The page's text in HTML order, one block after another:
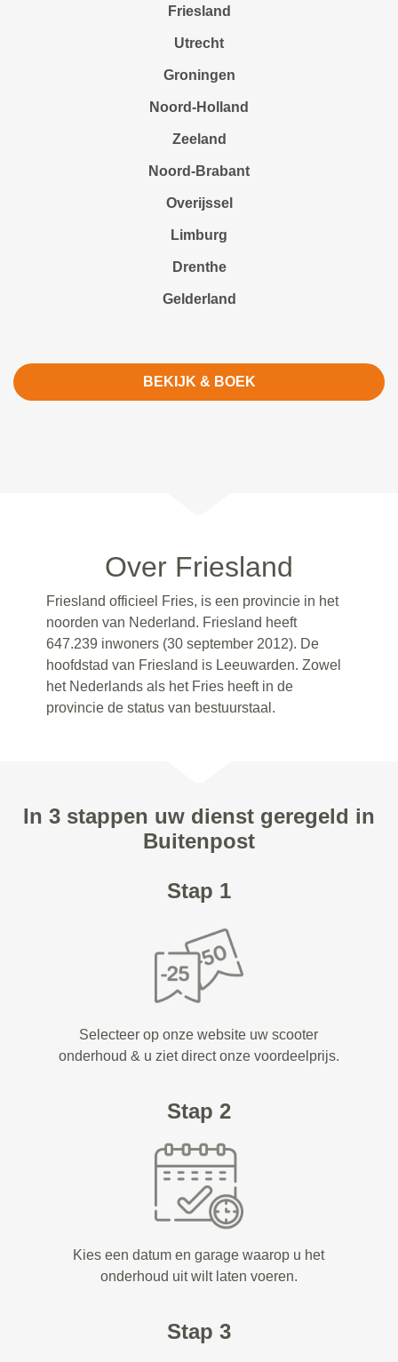
Friesland
Utrecht
Groningen
Noord-Holland
Zeeland
Noord-Brabant
Overijssel
Limburg
Drenthe
Gelderland
BEKIJK & BOEK
Over Friesland
Friesland officieel Fries, is een provincie in het
noorden van Nederland. Friesland heeft
647.239 inwoners (30 september 2012). De
hoofdstad van Friesland is Leeuwarden. Zowel
het Nederlands als het Fries heeft in de
provincie de status van bestuurstaal.
In 3 stappen uw dienst geregeld in
Buitenpost
Stap 1
Selecteer op onze website uw scooter
onderhoud & u ziet direct onze voordeelprijs.
Stap 2
Kies een datum en garage waarop u het
onderhoud uit wilt laten voeren.
Stap 3